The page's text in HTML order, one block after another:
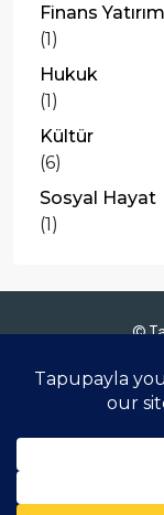
Finans Yatırım
(1)
Hukuk
(1)
Kültür
(6)
Sosyal Hayat
(1)
©
Anasayfa